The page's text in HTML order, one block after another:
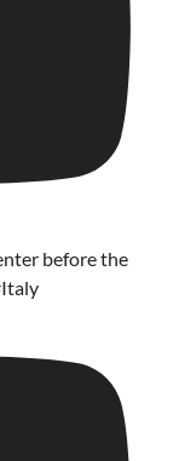
before the